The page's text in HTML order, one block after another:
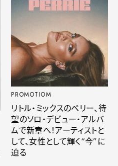
PROMOTIOM
リトル・ミックスのペリー、待
望のソロ・デビュー・アルバ
ムで新章へ！アーティストと
して、女性として輝く“今”に
迫る